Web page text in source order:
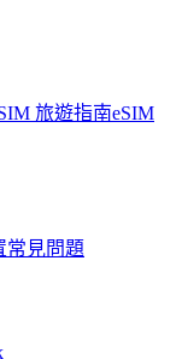
旅遊指南eSIM
常見問題